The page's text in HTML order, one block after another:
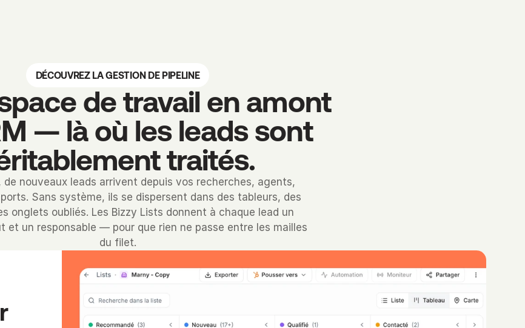
DÉCOUVREZ LA GESTION DE PIPELINE
de travail en amont
— là où les leads sont
traités.
de nouveaux leads arrivent depuis vos recherches, agents,
Sans système, ils se dispersent dans des tableurs, des
onglets oubliés. Les Bizzy Lists donnent à chaque lead un
et un responsable — pour que rien ne passe entre les mailles
du filet.